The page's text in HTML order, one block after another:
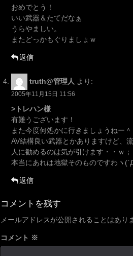
おめでとう！
いい武器＆たてだなぁ
うらやましい。
またどっかもぐりましょｗ
返信
truth@管理人 より:
2005年11月15日 11:56
>トレハン様
有難うございます！
また今度何処かに行きましょうねー＾
AV結構良い武器とかありますけど、
人に勧めるのは気が引けます・・ｗ；
本当にあれは地獄そのものですわヽ
返信
コメントを残す
メールアドレスが公開されることはあり
コメント ※